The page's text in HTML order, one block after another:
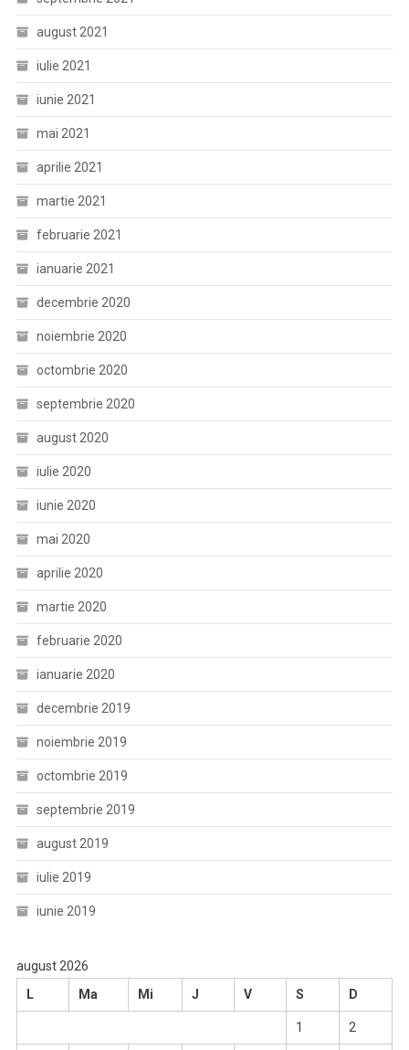
august 2021
iulie 2021
iunie 2021
mai 2021
aprilie 2021
martie 2021
februarie 2021
ianuarie 2021
decembrie 2020
noiembrie 2020
octombrie 2020
septembrie 2020
august 2020
iulie 2020
iunie 2020
mai 2020
aprilie 2020
martie 2020
februarie 2020
ianuarie 2020
decembrie 2019
noiembrie 2019
octombrie 2019
septembrie 2019
august 2019
iulie 2019
iunie 2019
august 2026
L
Ma Mi J V S D
1 2